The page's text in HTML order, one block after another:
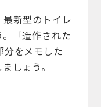
新型のトイレ
「造作された
をメモした
しょう。